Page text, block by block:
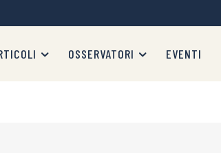
OSSERVATORI EVENTI